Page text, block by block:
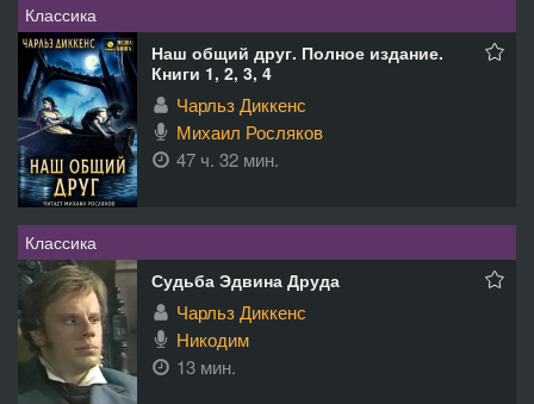
Классика
Наш общий друг. Полное издание.
Книги 1, 2, 3, 4
Чарльз Диккенс
Михаил Росляков
47 ч. 32 мин.
Классика
Судьба Эдвина Друда
Чарльз Диккенс
Никодим
13 мин.